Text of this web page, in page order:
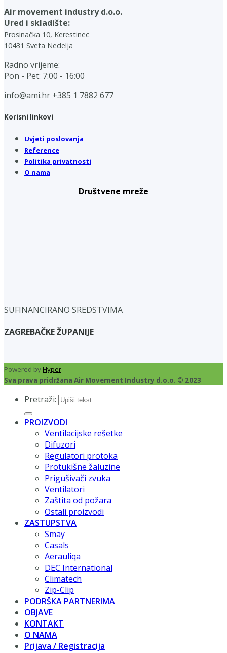
Air movement industry d.o.o.
Ured i skladište:
Prosinačka 10, Kerestinec
10431 Sveta Nedelja
Radno vrijeme:
Pon - Pet: 7:00 - 16:00
info@ami.hr +385 1 7882 677
Korisni linkovi
Uvjeti poslovanja
Reference
Politika privatnosti
O nama
Društvene mreže
SUFINANCIRANO SREDSTVIMA
ZAGREBAČKE ŽUPANIJE
Powered byHyper
Sva prava pridržana Air Movement Industry d.o.o. © 2023
Pretraži:
PROIZVODI
Ventilacijske rešetke
Difuzori
Regulatori protoka
Protukišne žaluzine
Prigušivači zvuka
Ventilatori
Zaštita od požara
Ostali proizvodi
ZASTUPSTVA
Smay
Casals
Aerauliqa
DEC International
Climatech
Zip-Clip
PODRŠKA PARTNERIMA
OBJAVE
KONTAKT
O NAMA
Prijava / Registracija